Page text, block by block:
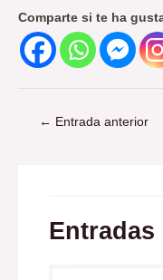
Comparte si te ha
← Entrada anterior
Entradas